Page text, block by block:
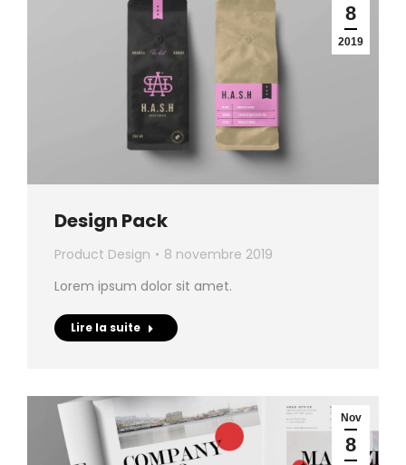
8
2019
Design Pack
Product Design
8 novembre 2019
Lorem ipsum dolor sit amet.
Lire la suite
Nov
8